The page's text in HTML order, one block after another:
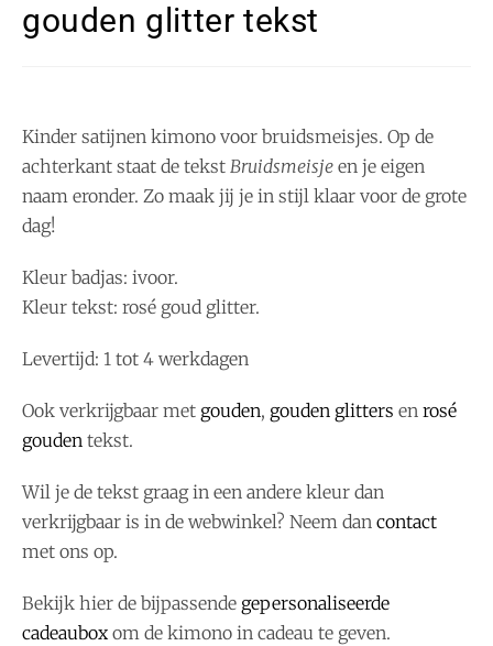
gouden glitter tekst
Kinder satijnen kimono voor bruidsmeisjes. Op de
achterkant staat de tekst Bruidsmeisje en je eigen
naam eronder. Zo maak jij je in stijl klaar voor de grote
dag!
Kleur badjas: ivoor.
Kleur tekst: rosé goud glitter.
Levertijd: 1 tot 4 werkdagen
Ook verkrijgbaar met gouden, gouden glitters en rosé
gouden tekst.
Wil je de tekst graag in een andere kleur dan
verkrijgbaar is in de webwinkel? Neem dan contact
met ons op.
Bekijk hier de bijpassende gepersonaliseerde
cadeaubox om de kimono in cadeau te geven.